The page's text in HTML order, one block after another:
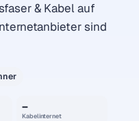
& Kabel auf
sind
–
Kabelinternet